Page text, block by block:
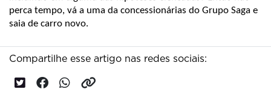
perca tempo, vá a uma da concessionárias do Grupo Saga e
saia de carro novo.
Compartilhe esse artigo nas redes sociais: